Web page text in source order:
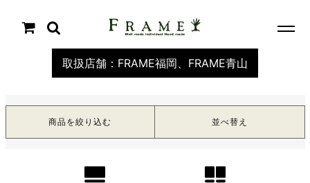
取扱店舗：FRAME福岡、FRAME青山
商品を絞り込む 並べ替え